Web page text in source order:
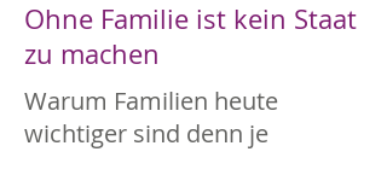
Ohne Familie ist kein Staat
zu machen
Warum Familien heute
wichtiger sind denn je